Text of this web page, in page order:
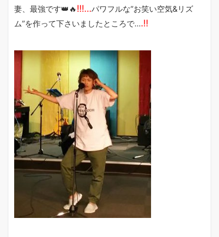
妻、最強です👑🔥 !!!…パワフルな”お笑い空気&リズ
ム”を作って下さいましたところで….‼️